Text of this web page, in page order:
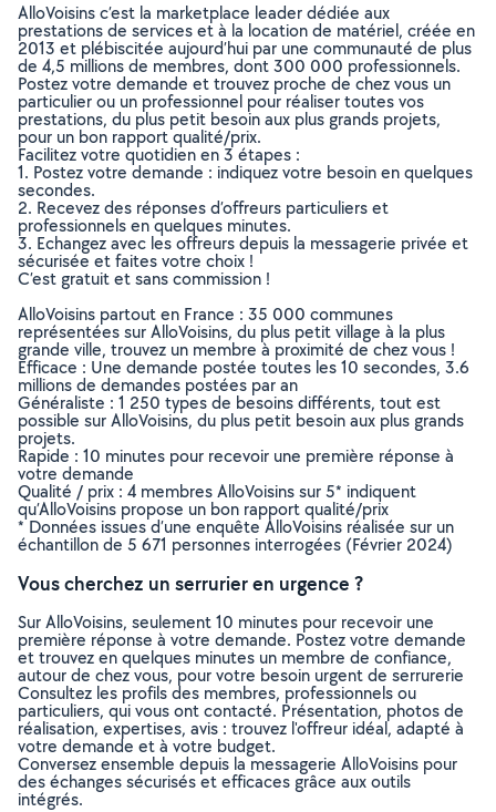
AlloVoisins c’est la marketplace leader dédiée aux
prestations de services et à la location de matériel, créée en
2013 et plébiscitée aujourd’hui par une communauté de plus
de 4,5 millions de membres, dont 300 000 professionnels.
Postez votre demande et trouvez proche de chez vous un
particulier ou un professionnel pour réaliser toutes vos
prestations, du plus petit besoin aux plus grands projets,
pour un bon rapport qualité/prix.
Facilitez votre quotidien en 3 étapes :
1. Postez votre demande : indiquez votre besoin en quelques
secondes.
2. Recevez des réponses d’offreurs particuliers et
professionnels en quelques minutes.
3. Echangez avec les offreurs depuis la messagerie privée et
sécurisée et faites votre choix !
C’est gratuit et sans commission !
AlloVoisins partout en France : 35 000 communes
représentées sur AlloVoisins, du plus petit village à la plus
grande ville, trouvez un membre à proximité de chez vous !
Efficace : Une demande postée toutes les 10 secondes, 3.6
millions de demandes postées par an
Généraliste : 1 250 types de besoins différents, tout est
possible sur AlloVoisins, du plus petit besoin aux plus grands
projets.
Rapide : 10 minutes pour recevoir une première réponse à
votre demande
Qualité / prix : 4 membres AlloVoisins sur 5* indiquent
qu’AlloVoisins propose un bon rapport qualité/prix
* Données issues d’une enquête AlloVoisins réalisée sur un
échantillon de 5 671 personnes interrogées (Février 2024)
Vous cherchez un serrurier en urgence ?
Sur AlloVoisins, seulement 10 minutes pour recevoir une
première réponse à votre demande. Postez votre demande
et trouvez en quelques minutes un membre de confiance,
autour de chez vous, pour votre besoin urgent de serrurerie
Consultez les profils des membres, professionnels ou
particuliers, qui vous ont contacté. Présentation, photos de
réalisation, expertises, avis : trouvez l'offreur idéal, adapté à
votre demande et à votre budget.
Conversez ensemble depuis la messagerie AlloVoisins pour
des échanges sécurisés et efficaces grâce aux outils
intégrés.